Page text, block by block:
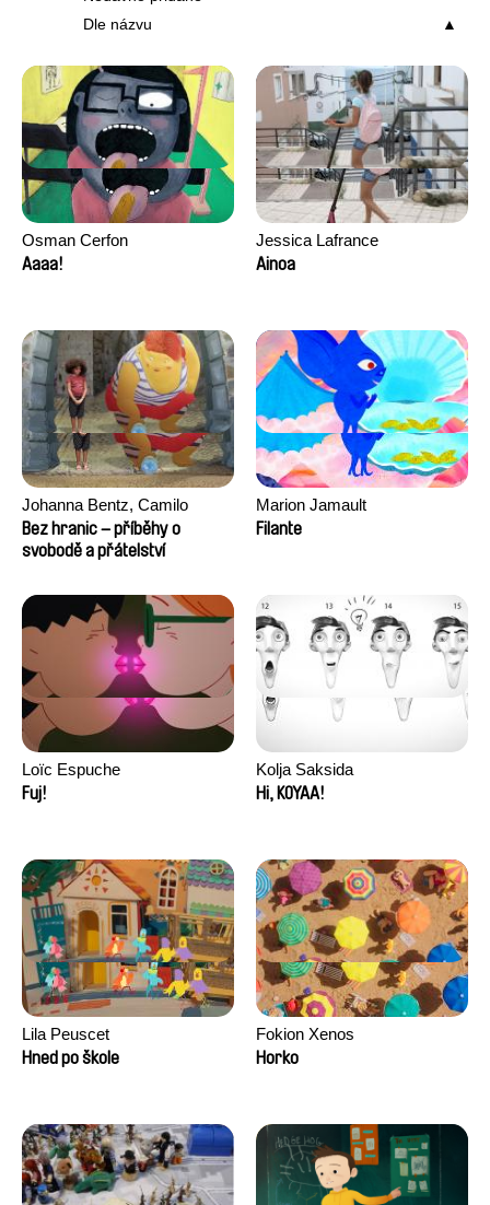
Dle názvu
Osman Cerfon
Aaaa!
Jessica Lafrance
Ainoa
Johanna Bentz, Camilo
Colmenares, Sandra Dajani,
Madeleine Dallmeyer, Nazgol
Khaled Nawal, Nada Riyad
Bez hranic – příběhy o
svobodě a přátelství
Marion Jamault
Filante
Loïc Espuche
Fuj!
Kolja Saksida
Hi, KOYAA!
Lila Peuscet
Hned po škole
Fokion Xenos
Horko